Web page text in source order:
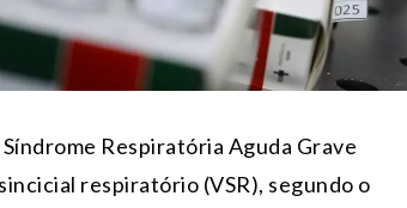
Respiratória Aguda Grave
respiratório (VSR), segundo o